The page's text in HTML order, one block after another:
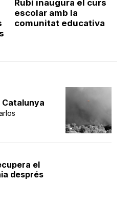
el
després
Rubí inaugura el curs
escolar amb la
comunitat educativa